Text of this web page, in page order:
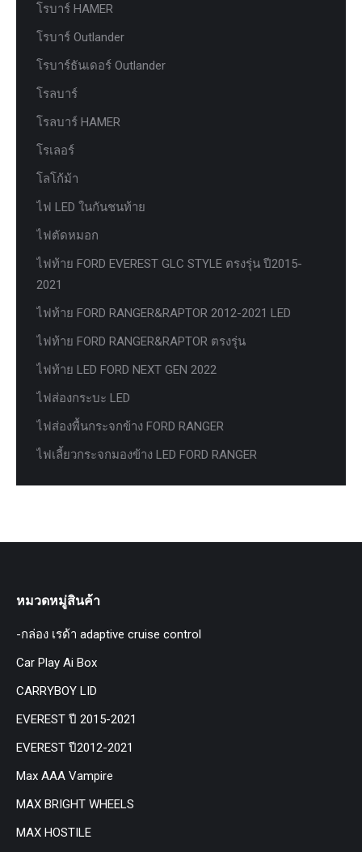
โรบาร์ HAMER
โรบาร์ Outlander
โรบาร์ธันเดอร์ Outlander
โรลบาร์
โรลบาร์ HAMER
โรเลอร์
โลโก้ม้า
ไฟ LED ในกันชนท้าย
ไฟตัดหมอก
ไฟท้าย FORD EVEREST GLC STYLE ตรงรุ่น ปี2015-
2021
ไฟท้าย FORD RANGER&RAPTOR 2012-2021 LED
ไฟท้าย FORD RANGER&RAPTOR ตรงรุ่น
ไฟท้าย LED FORD NEXT GEN 2022
ไฟส่องกระบะ LED
ไฟส่องพื้นกระจกข้าง FORD RANGER
ไฟเลี้ยวกระจกมองข้าง LED FORD RANGER
หมวดหมู่สินค้า
-กล่อง เรด้า adaptive cruise control
Car Play Ai Box
CARRYBOY LID
EVEREST ปี 2015-2021
EVEREST ปี2012-2021
Max AAA Vampire
MAX BRIGHT WHEELS
MAX HOSTILE